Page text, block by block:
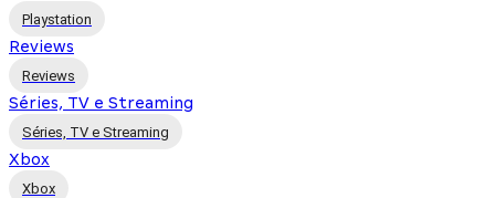
Playstation
Reviews
Reviews
Séries, TV e Streaming
Séries, TV e Streaming
Xbox
Xbox